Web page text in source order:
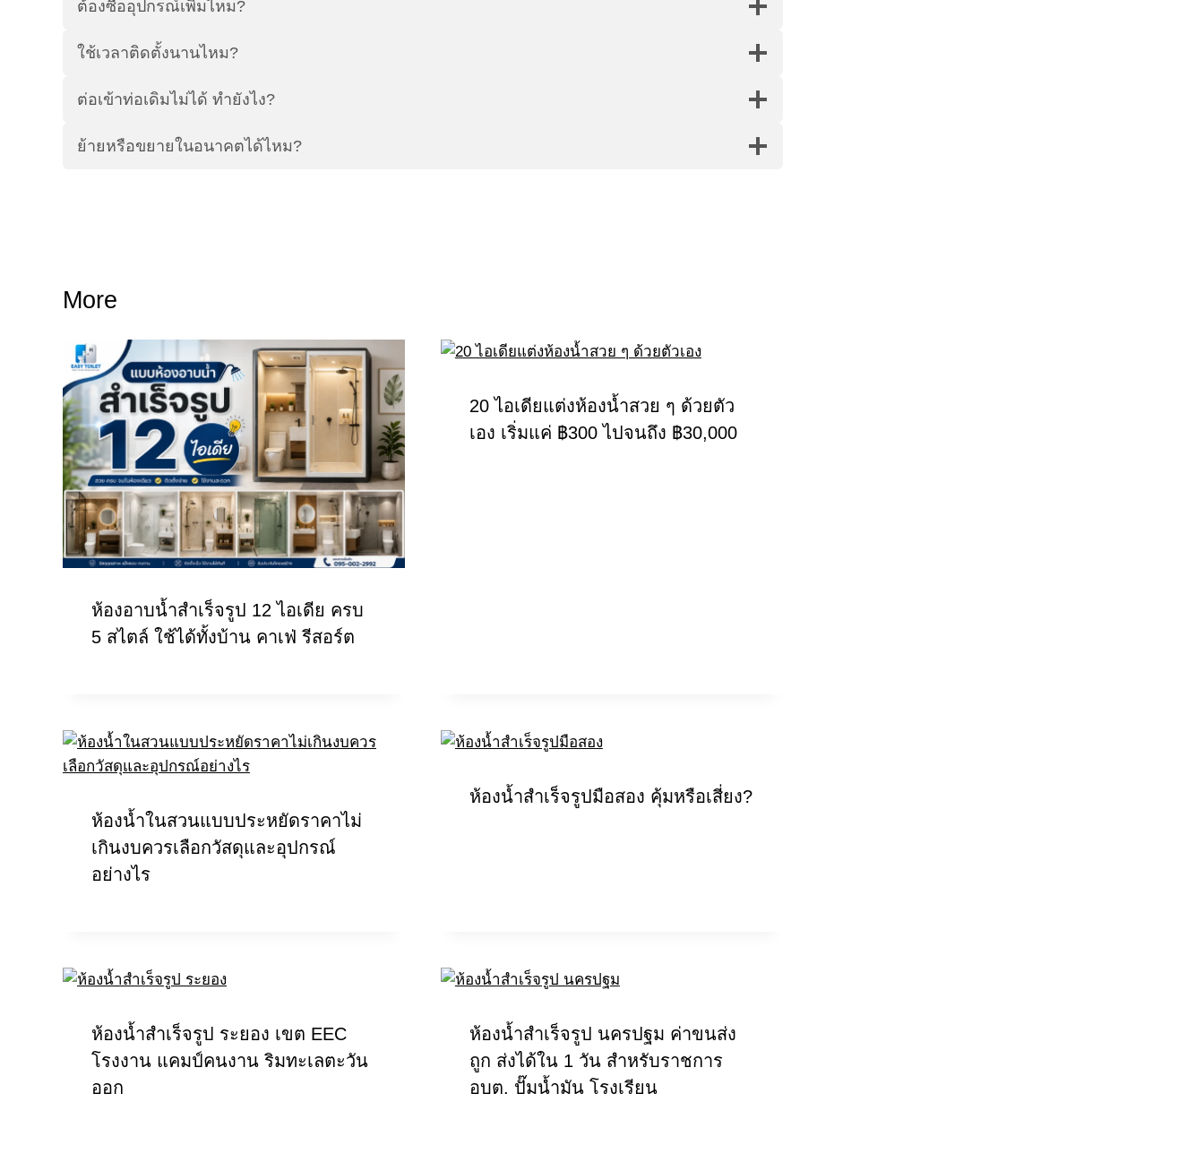
ต้องซื้ออุปกรณ์เพิ่มไหม?
ใช้เวลาติดตั้งนานไหม?
ต่อเข้าท่อเดิมไม่ได้ ทำยังไง?
ย้ายหรือขยายในอนาคตได้ไหม?
More
ห้องอาบน้ำสำเร็จรูป 12 ไอเดีย ครบ
5 สไตล์ ใช้ได้ทั้งบ้าน คาเฟ่ รีสอร์ต
20 ไอเดียแต่งห้องน้ำสวย ๆ ด้วยตัว
เอง เริ่มแค่ ฿300 ไปจนถึง ฿30,000
ห้องน้ำในสวนแบบประหยัดราคาไม่
เกินงบควรเลือกวัสดุและอุปกรณ์
อย่างไร
ห้องน้ำสำเร็จรูปมือสอง คุ้มหรือเสี่ยง?
ห้องน้ำสำเร็จรูป ระยอง เขต EEC
โรงงาน แคมป์คนงาน ริมทะเลตะวัน
ออก
ห้องน้ำสำเร็จรูป นครปฐม ค่าขนส่ง
ถูก ส่งได้ใน 1 วัน สำหรับราชการ
อบต. ปั๊มน้ำมัน โรงเรียน